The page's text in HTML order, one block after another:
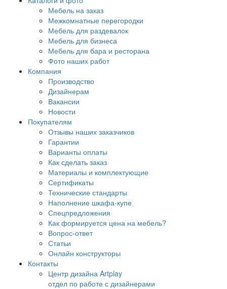
Мебель на заказ
Межкомнатные перегородки
Мебель для раздевалок
Мебель для бизнеса
Мебель для бара и ресторана
Фото наших работ
Компания
Производство
Дизайнерам
Вакансии
Новости
Покупателям
Отзывы наших заказчиков
Гарантии
Варианты оплаты
Как сделать заказ
Материалы и комплектующие
Сертификаты
Технические стандарты
Наполнение шкафа-купе
Спецпредложения
Как формируется цена на мебель?
Вопрос-ответ
Статьи
Онлайн конструкторы
Контакты
Центр дизайна Artplay
отдел по работе с дизайнерами